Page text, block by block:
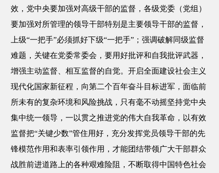
效，党中央要加强对高级干部的监督，各级党委（党组）
要加强对所管理的领导干部特别是主要领导干部的监督，
上级“一把手”必须抓好下级“一把手”；强调破解同级监督
难题，关键在党委常委会，要用好批评和自我批评武器，
增强主动监督、相互监督的自觉。开启全面建设社会主义
现代化国家新征程，向第二个百年奋斗目标进军，面临前
所未有的复杂环境和风险挑战，只有毫不动摇坚持党中央
集中统一领导，一以贯之推进党的伟大自我革命，以有效
监督把“关键少数”管住用好，充分发挥党员领导干部的先
锋模范作用和表率引领作用，才能团结带领广大干部群众
战胜前进道路上的各种艰难险阻，不断取得中国特色社会